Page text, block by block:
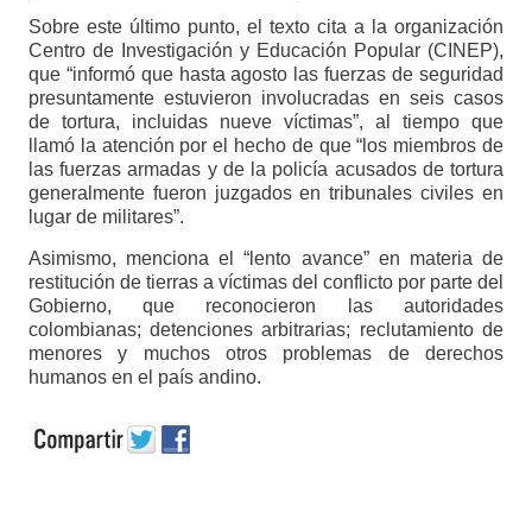
Sobre este último punto, el texto cita a la organización
Centro de Investigación y Educación Popular (CINEP),
que “informó que hasta agosto las fuerzas de seguridad
presuntamente estuvieron involucradas en seis casos
de tortura, incluidas nueve víctimas”, al tiempo que
llamó la atención por el hecho de que “los miembros de
las fuerzas armadas y de la policía acusados ​​de tortura
generalmente fueron juzgados en tribunales civiles en
lugar de militares”.
Asimismo, menciona el “lento avance” en materia de
restitución de tierras a víctimas del conflicto por parte del
Gobierno, que reconocieron las autoridades
colombianas; detenciones arbitrarias; reclutamiento de
menores y muchos otros problemas de derechos
humanos en el país andino.